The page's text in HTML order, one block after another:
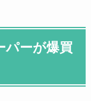
パーが爆買